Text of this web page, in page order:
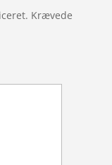
Krævede